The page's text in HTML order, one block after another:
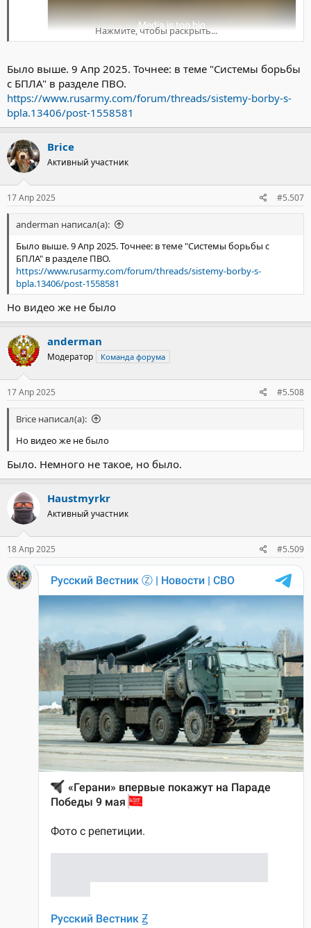
Нажмите, чтобы раскрыть...
Было выше. 9 Апр 2025. Точнее: в теме "Системы борьбы
с БПЛА" в разделе ПВО.
https://www.rusarmy.com/forum/threads/sistemy-borby-s-
bpla.13406/post-1558581
Brice
Активный участник
17 Апр 2025 #5.507
anderman написал(а):
Было выше. 9 Апр 2025. Точнее: в теме "Системы борьбы с
БПЛА" в разделе ПВО.
https://www.rusarmy.com/forum/threads/sistemy-borby-s-
bpla.13406/post-1558581
Но видео же не было
anderman
Модератор Команда форума
17 Апр 2025 #5.508
Brice написал(а):
Но видео же не было
Было. Немного не такое, но было.
Haustmyrkr
Активный участник
18 Апр 2025 #5.509